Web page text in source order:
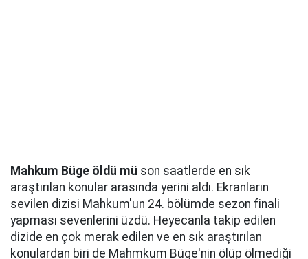
Mahkum Büge öldü mü son saatlerde en sık
araştırılan konular arasında yerini aldı. Ekranların
sevilen dizisi Mahkum'un 24. bölümde sezon finali
yapması sevenlerini üzdü. Heyecanla takip edilen
dizide en çok merak edilen ve en sık araştırılan
konulardan biri de Mahmkum Büge'nin ölüp ölmediği